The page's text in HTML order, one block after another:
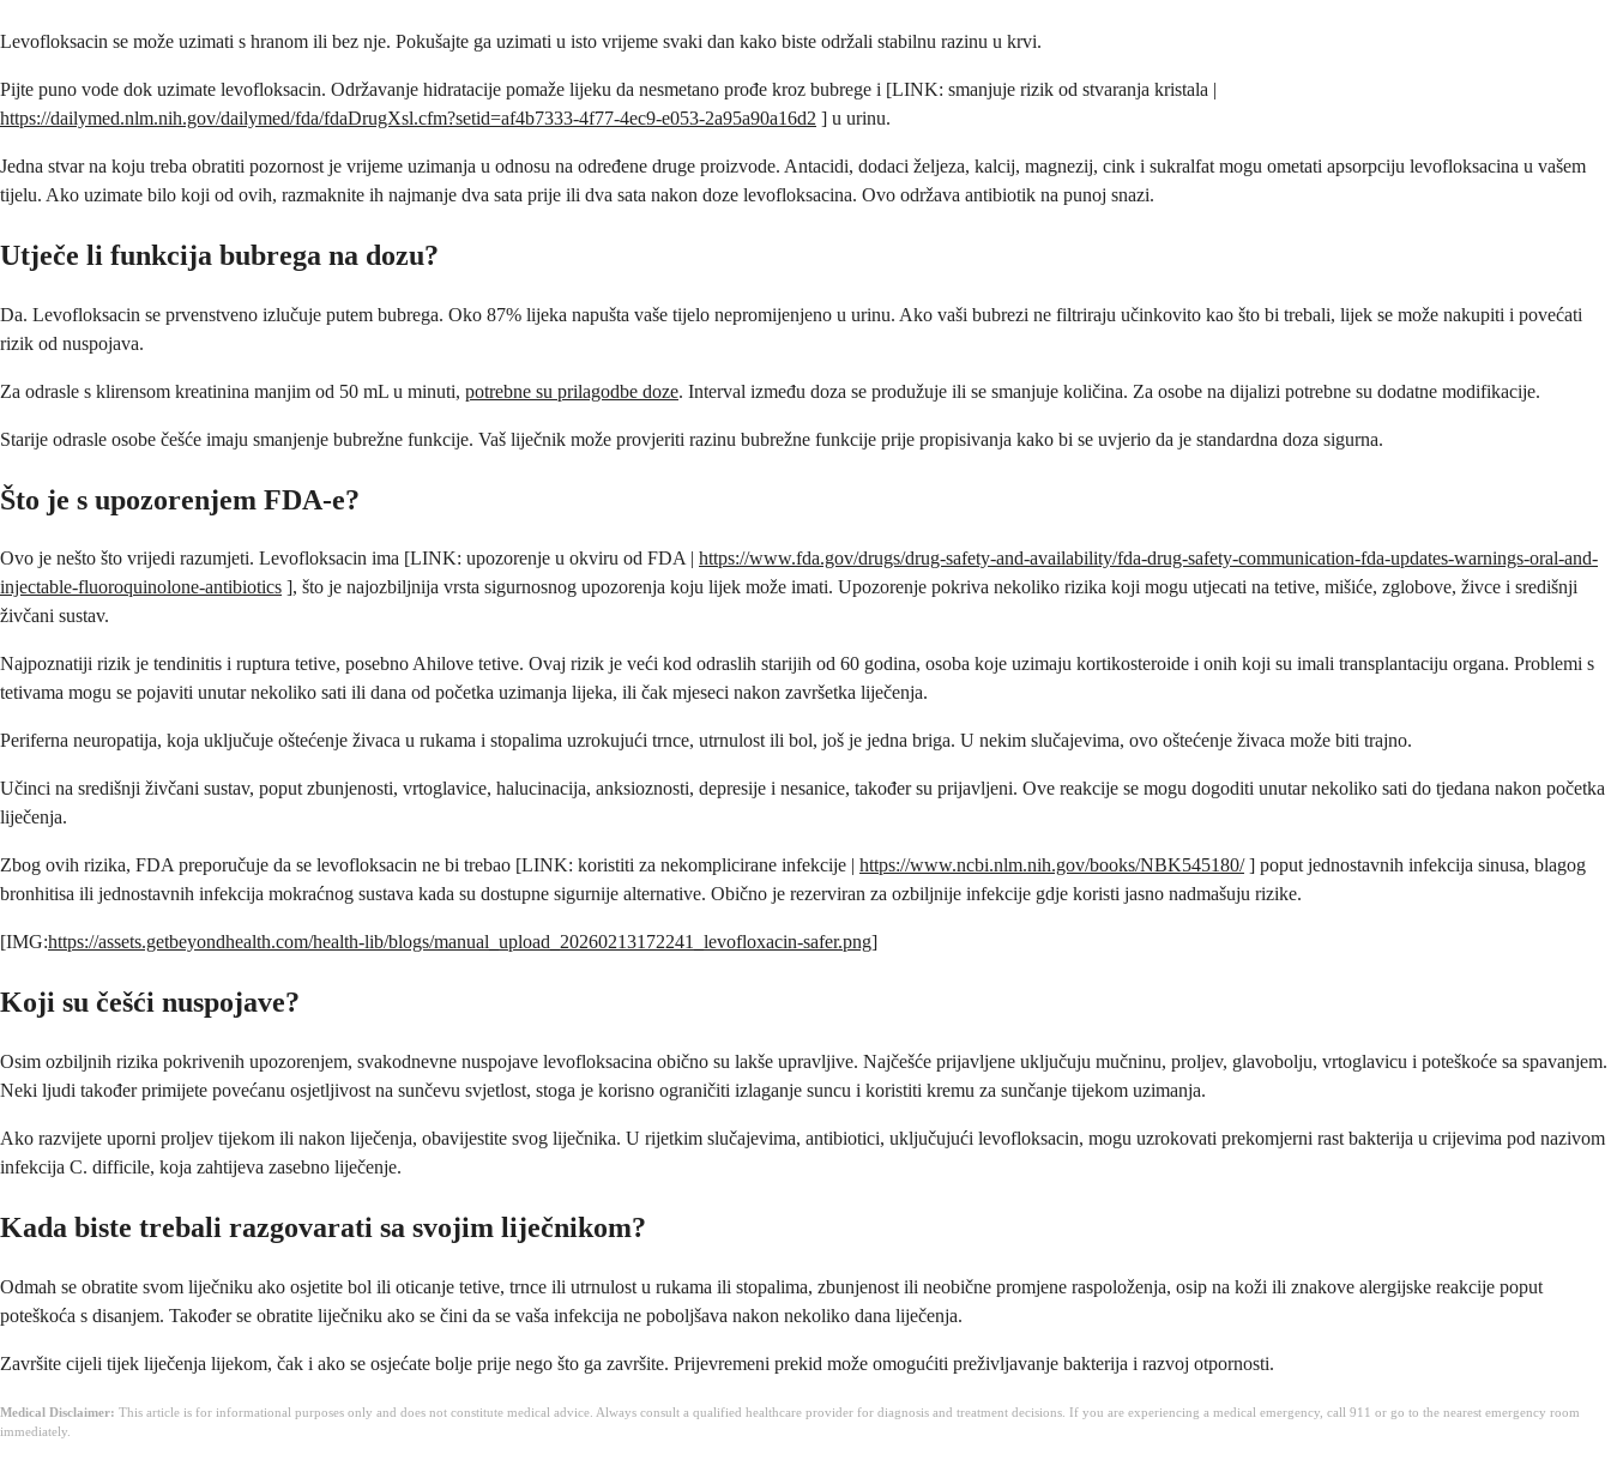
Levofloksacin se može uzimati s hranom ili bez nje. Pokušajte ga uzimati u isto vrijeme svaki dan kako biste održali stabilnu razinu u krvi.
Pijte puno vode dok uzimate levofloksacin. Održavanje hidratacije pomaže lijeku da nesmetano prođe kroz bubrege i [LINK: smanjuje rizik od stvaranja kristala |
https://dailymed.nlm.nih.gov/dailymed/fda/fdaDrugXsl.cfm?setid=af4b7333-4f77-4ec9-e053-2a95a90a16d2 ] u urinu.
Jedna stvar na koju treba obratiti pozornost je vrijeme uzimanja u odnosu na određene druge proizvode. Antacidi, dodaci željeza, kalcij, magnezij, cink i sukralfat mogu ometati apsorpciju levofloksacina u vašem
tijelu. Ako uzimate bilo koji od ovih, razmaknite ih najmanje dva sata prije ili dva sata nakon doze levofloksacina. Ovo održava antibiotik na punoj snazi.
Utječe li funkcija bubrega na dozu?
Da. Levofloksacin se prvenstveno izlučuje putem bubrega. Oko 87% lijeka napušta vaše tijelo nepromijenjeno u urinu. Ako vaši bubrezi ne filtriraju učinkovito kao što bi trebali, lijek se može nakupiti i povećati
rizik od nuspojava.
Za odrasle s klirensom kreatinina manjim od 50 mL u minuti, potrebne su prilagodbe doze. Interval između doza se produžuje ili se smanjuje količina. Za osobe na dijalizi potrebne su dodatne modifikacije.
Starije odrasle osobe češće imaju smanjenje bubrežne funkcije. Vaš liječnik može provjeriti razinu bubrežne funkcije prije propisivanja kako bi se uvjerio da je standardna doza sigurna.
Što je s upozorenjem FDA-e?
Ovo je nešto što vrijedi razumjeti. Levofloksacin ima [LINK: upozorenje u okviru od FDA | https://www.fda.gov/drugs/drug-safety-and-availability/fda-drug-safety-communication-fda-updates-warnings-oral-and-
injectable-fluoroquinolone-antibiotics ], što je najozbiljnija vrsta sigurnosnog upozorenja koju lijek može imati. Upozorenje pokriva nekoliko rizika koji mogu utjecati na tetive, mišiće, zglobove, živce i središnji
živčani sustav.
Najpoznatiji rizik je tendinitis i ruptura tetive, posebno Ahilove tetive. Ovaj rizik je veći kod odraslih starijih od 60 godina, osoba koje uzimaju kortikosteroide i onih koji su imali transplantaciju organa. Problemi s
tetivama mogu se pojaviti unutar nekoliko sati ili dana od početka uzimanja lijeka, ili čak mjeseci nakon završetka liječenja.
Periferna neuropatija, koja uključuje oštećenje živaca u rukama i stopalima uzrokujući trnce, utrnulost ili bol, još je jedna briga. U nekim slučajevima, ovo oštećenje živaca može biti trajno.
Učinci na središnji živčani sustav, poput zbunjenosti, vrtoglavice, halucinacija, anksioznosti, depresije i nesanice, također su prijavljeni. Ove reakcije se mogu dogoditi unutar nekoliko sati do tjedana nakon početka
liječenja.
Zbog ovih rizika, FDA preporučuje da se levofloksacin ne bi trebao [LINK: koristiti za nekomplicirane infekcije | https://www.ncbi.nlm.nih.gov/books/NBK545180/] poput jednostavnih infekcija sinusa, blagog
bronhitisa ili jednostavnih infekcija mokraćnog sustava kada su dostupne sigurnije alternative. Obično je rezerviran za ozbiljnije infekcije gdje koristi jasno nadmašuju rizike.
[IMG:https://assets.getbeyondhealth.com/health-lib/blogs/manual_upload_20260213172241_levofloxacin-safer.png]
Koji su češći nuspojave?
Osim ozbiljnih rizika pokrivenih upozorenjem, svakodnevne nuspojave levofloksacina obično su lakše upravljive. Najčešće prijavljene uključuju mučninu, proljev, glavobolju, vrtoglavicu i poteškoće sa spavanjem.
Neki ljudi također primijete povećanu osjetljivost na sunčevu svjetlost, stoga je korisno ograničiti izlaganje suncu i koristiti kremu za sunčanje tijekom uzimanja.
Ako razvijete uporni proljev tijekom ili nakon liječenja, obavijestite svog liječnika. U rijetkim slučajevima, antibiotici, uključujući levofloksacin, mogu uzrokovati prekomjerni rast bakterija u crijevima pod nazivom
infekcija C. difficile, koja zahtijeva zasebno liječenje.
Kada biste trebali razgovarati sa svojim liječnikom?
Odmah se obratite svom liječniku ako osjetite bol ili oticanje tetive, trnce ili utrnulost u rukama ili stopalima, zbunjenost ili neobične promjene raspoloženja, osip na koži ili znakove alergijske reakcije poput
poteškoća s disanjem. Također se obratite liječniku ako se čini da se vaša infekcija ne poboljšava nakon nekoliko dana liječenja.
Završite cijeli tijek liječenja lijekom, čak i ako se osjećate bolje prije nego što ga završite. Prijevremeni prekid može omogućiti preživljavanje bakterija i razvoj otpornosti.
Medical Disclaimer: This article is for informational purposes only and does not constitute medical advice. Always consult a qualified healthcare provider for diagnosis and treatment decisions. If you are experiencing a medical emergency, call 911 or go to the nearest emergency room
immediately.